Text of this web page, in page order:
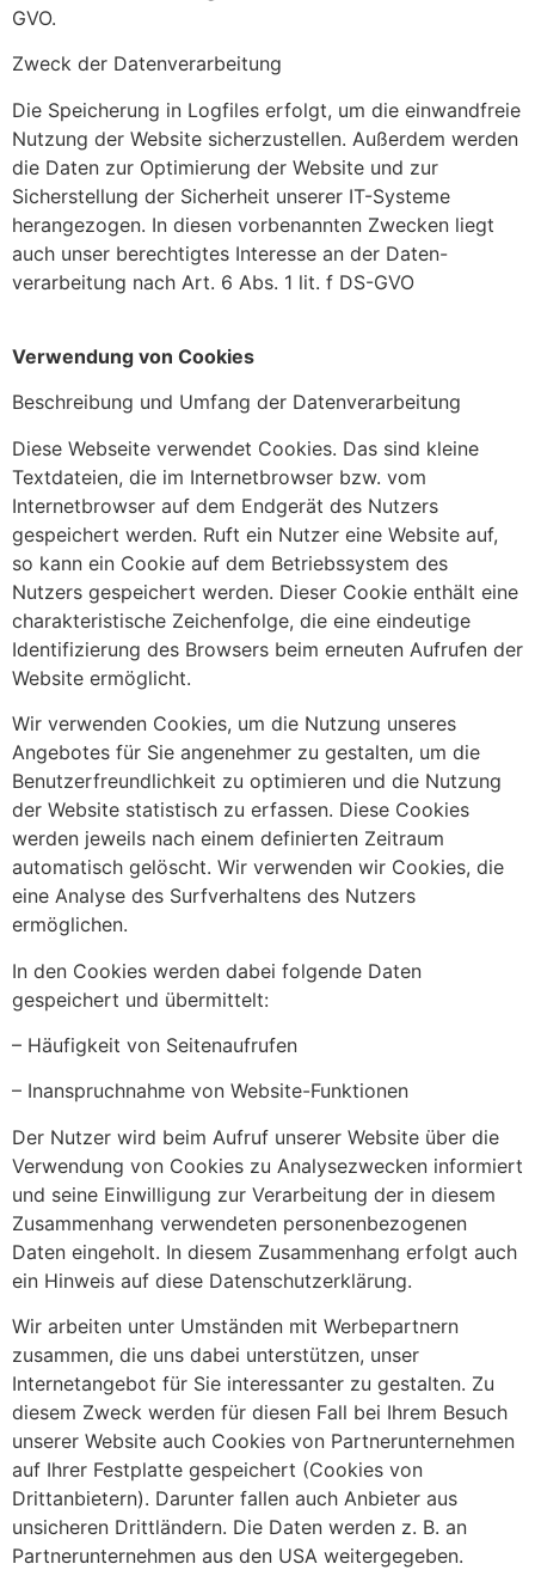
GVO.
Zweck der Datenverarbeitung
Die Speicherung in Logfiles erfolgt, um die einwandfreie
Nutzung der Website sicherzustellen. Außerdem werden
die Daten zur Optimierung der Website und zur
Sicherstellung der Sicherheit unserer IT-Systeme
herangezogen. In diesen vorbenannten Zwecken liegt
auch unser berechtigtes Interesse an der Daten-
verarbeitung nach Art. 6 Abs. 1 lit. f DS-GVO
Verwendung von Cookies
Beschreibung und Umfang der Datenverarbeitung
Diese Webseite verwendet Cookies. Das sind kleine
Textdateien, die im Internetbrowser bzw. vom
Internetbrowser auf dem Endgerät des Nutzers
gespeichert werden. Ruft ein Nutzer eine Website auf,
so kann ein Cookie auf dem Betriebssystem des
Nutzers gespeichert werden. Dieser Cookie enthält eine
charakteristische Zeichenfolge, die eine eindeutige
Identifizierung des Browsers beim erneuten Aufrufen der
Website ermöglicht.
Wir verwenden Cookies, um die Nutzung unseres
Angebotes für Sie angenehmer zu gestalten, um die
Benutzerfreundlichkeit zu optimieren und die Nutzung
der Website statistisch zu erfassen. Diese Cookies
werden jeweils nach einem definierten Zeitraum
automatisch gelöscht. Wir verwenden wir Cookies, die
eine Analyse des Surfverhaltens des Nutzers
ermöglichen.
In den Cookies werden dabei folgende Daten
gespeichert und übermittelt:
– Häufigkeit von Seitenaufrufen
– Inanspruchnahme von Website-Funktionen
Der Nutzer wird beim Aufruf unserer Website über die
Verwendung von Cookies zu Analysezwecken informiert
und seine Einwilligung zur Verarbeitung der in diesem
Zusammenhang verwendeten personenbezogenen
Daten eingeholt. In diesem Zusammenhang erfolgt auch
ein Hinweis auf diese Datenschutzerklärung.
Wir arbeiten unter Umständen mit Werbepartnern
zusammen, die uns dabei unterstützen, unser
Internetangebot für Sie interessanter zu gestalten. Zu
diesem Zweck werden für diesen Fall bei Ihrem Besuch
unserer Website auch Cookies von Partnerunternehmen
auf Ihrer Festplatte gespeichert (Cookies von
Drittanbietern). Darunter fallen auch Anbieter aus
unsicheren Drittländern. Die Daten werden z. B. an
Partnerunternehmen aus den USA weitergegeben.